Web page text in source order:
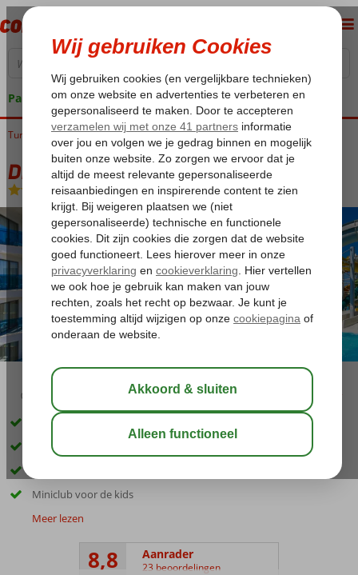
Pakketgarantie
Home
Turkije Turkse Riviera Side Kumkoy Dream World Hill
Dream World Hill
All Inclusive-Hotel
03:45 aug 33°C
Elegant hotel vlak bij het strand
Zwembad met glijbanen
Miniclub voor de kids
Meer lezen
8,8 Aanrader
23 beoordelingen